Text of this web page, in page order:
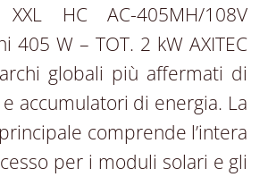
XXL HC AC-405MH/108V
405 W – TOT. 2 kW AXITEC
globali più affermati di
accumulatori di energia. La
comprende l’intera
per i moduli solari e gli